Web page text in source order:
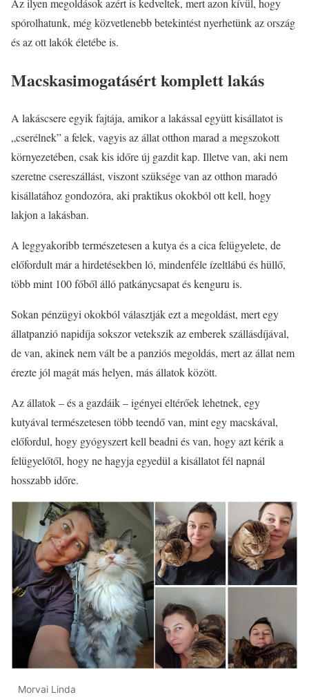
Az ilyen megoldások azért is kedveltek, mert azon kívül, hogy
spórolhatunk, még közvetlenebb betekintést nyerhetünk az ország
és az ott lakók életébe is.
Macskasimogatásért komplett lakás
A lakáscsere egyik fajtája, amikor a lakással együtt kisállatot is
„cserélnek” a felek, vagyis az állat otthon marad a megszokott
környezetében, csak kis időre új gazdit kap. Illetve van, aki nem
szeretne csereszállást, viszont szüksége van az otthon maradó
kisállatához gondozóra, aki praktikus okokból ott kell, hogy
lakjon a lakásban.
A leggyakoribb természetesen a kutya és a cica felügyelete, de
előfordult már a hirdetésekben ló, mindenféle ízeltlábú és hüllő,
több mint 100 főből álló patkánycsapat és kenguru is.
Sokan pénzügyi okokból választják ezt a megoldást, mert egy
állatpanzió napidíja sokszor vetekszik az emberek szállásdíjával,
de van, akinek nem vált be a panziós megoldás, mert az állat nem
érezte jól magát más helyen, más állatok között.
Az állatok – és a gazdáik – igényei eltérőek lehetnek, egy
kutyával természetesen több teendő van, mint egy macskával,
előfordul, hogy gyógyszert kell beadni és van, hogy azt kérik a
felügyelőtől, hogy ne hagyja egyedül a kisállatot fél napnál
hosszabb időre.
Morvai Linda